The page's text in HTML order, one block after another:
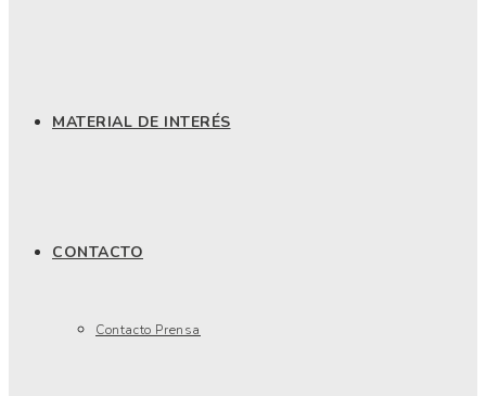
MATERIAL DE INTERÉS
CONTACTO
Contacto Prensa